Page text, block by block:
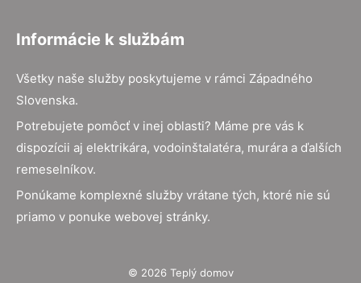
Informácie k službám
Všetky naše služby poskytujeme v rámci Západného
Slovenska.
Potrebujete pomôcť v inej oblasti? Máme pre vás k
dispozícii aj elektrikára, vodoinštalatéra, murára a ďalších
remeselníkov.
Ponúkame komplexné služby vrátane tých, ktoré nie sú
priamo v ponuke webovej stránky.
© 2026 Teplý domov